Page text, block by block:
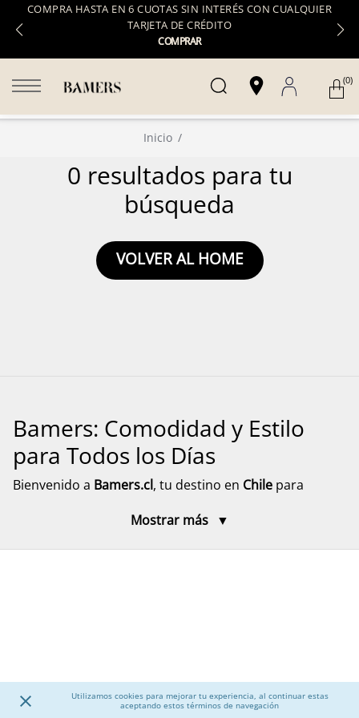
COMPRA HASTA EN 6 CUOTAS SIN INTERÉS CON CUALQUIER
TARJETA DE CRÉDITO
COMPRAR
Utilizamos cookies para mejorar tu experiencia, al continuar estas
aceptando estos términos de navegación
(0)
Inicio
0 resultados para tu
búsqueda
VOLVER AL HOME
Bamers: Comodidad y Estilo
para Todos los Días
Bienvenido a Bamers.cl, tu destino en Chile para
toda la familia. Aquí encontrarás modelos pensados
Calzado para Mujer
Descubre una amplia selección decalzado para mujer
Mostrar más